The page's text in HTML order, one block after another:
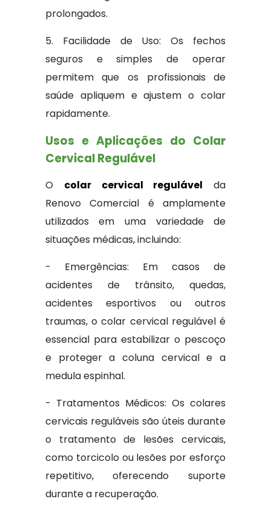
prolongados.
5. Facilidade de Uso: Os fechos
seguros e simples de operar
permitem que os profissionais de
saúde apliquem e ajustem o colar
rapidamente.
Usos e Aplicações do Colar
Cervical Regulável
O colar cervical regulável da
Renovo Comercial é amplamente
utilizados em uma variedade de
situações médicas, incluindo:
- Emergências: Em casos de
acidentes de trânsito, quedas,
acidentes esportivos ou outros
traumas, o colar cervical regulável é
essencial para estabilizar o pescoço
e proteger a coluna cervical e a
medula espinhal.
- Tratamentos Médicos: Os colares
cervicais reguláveis são úteis durante
o tratamento de lesões cervicais,
como torcicolo ou lesões por esforço
repetitivo, oferecendo suporte
durante a recuperação.